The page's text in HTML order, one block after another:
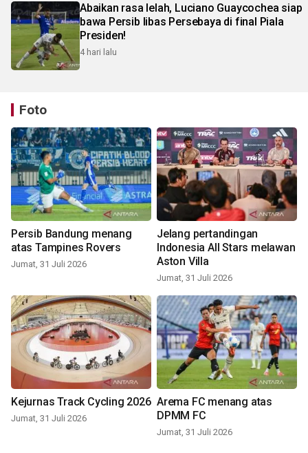
Abaikan rasa lelah, Luciano Guaycochea siap
bawa Persib libas Persebaya di final Piala
Presiden!
4 hari lalu
Foto
Persib Bandung menang
atas Tampines Rovers
Jumat, 31 Juli 2026
Jelang pertandingan
Indonesia All Stars melawan
Aston Villa
Jumat, 31 Juli 2026
Kejurnas Track Cycling 2026
Jumat, 31 Juli 2026
Arema FC menang atas
DPMM FC
Jumat, 31 Juli 2026